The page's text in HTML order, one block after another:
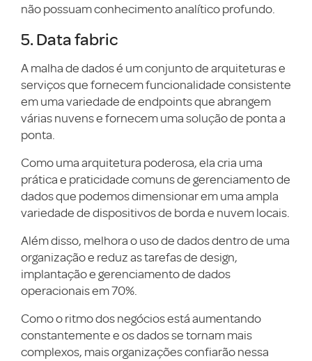
não possuam conhecimento analítico profundo.
5. Data fabric
A malha de dados é um conjunto de arquiteturas e
serviços que fornecem funcionalidade consistente
em uma variedade de endpoints que abrangem
várias nuvens e fornecem uma solução de ponta a
ponta.
Como uma arquitetura poderosa, ela cria uma
prática e praticidade comuns de gerenciamento de
dados que podemos dimensionar em uma ampla
variedade de dispositivos de borda e nuvem locais.
Além disso, melhora o uso de dados dentro de uma
organização e reduz as tarefas de design,
implantação e gerenciamento de dados
operacionais em 70%.
Como o ritmo dos negócios está aumentando
constantemente e os dados se tornam mais
complexos, mais organizações confiarão nessa